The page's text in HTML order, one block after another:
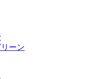
ーン